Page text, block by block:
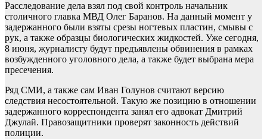
Расследование дела взял под свой контроль начальник
столичного главка МВД Олег Баранов. На данный момент у
задержанного были взяты срезы ногтевых пластин, смывы с
рук, а также образцы биологических жидкостей. Уже сегодня,
8 июня, журналисту будут предъявлены обвинения в рамках
возбужденного уголовного дела, а также будет выбрана мера
пресечения.
Ряд СМИ, а также сам Иван Голунов считают версию
следствия несостоятельной. Такую же позицию в отношении
задержанного корреспондента занял его адвокат Дмитрий
Джулай. Правозащитники проверят законность действий
полиции.